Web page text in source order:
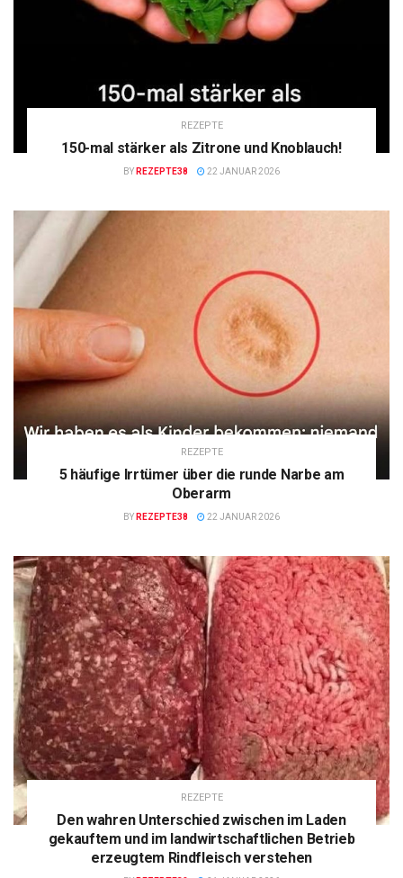
REZEPTE
150-mal stärker als Zitrone und Knoblauch!
BY REZEPTE38 22 JANUAR 2026
REZEPTE
5 häufige Irrtümer über die runde Narbe am
Oberarm
BY REZEPTE38 22 JANUAR 2026
REZEPTE
Den wahren Unterschied zwischen im Laden
gekauftem und im landwirtschaftlichen Betrieb
erzeugtem Rindfleisch verstehen